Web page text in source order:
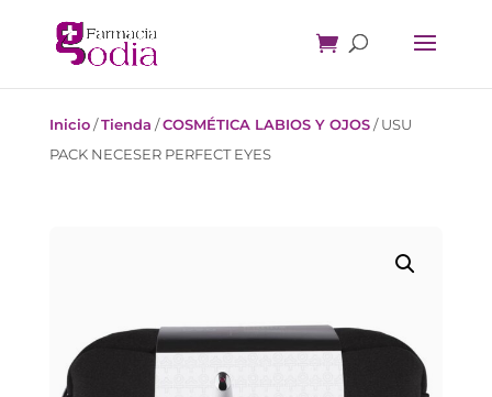
Inicio/Tienda /COSMÉTICA LABIOS Y OJOS/USU
PACK NECESER PERFECT EYES